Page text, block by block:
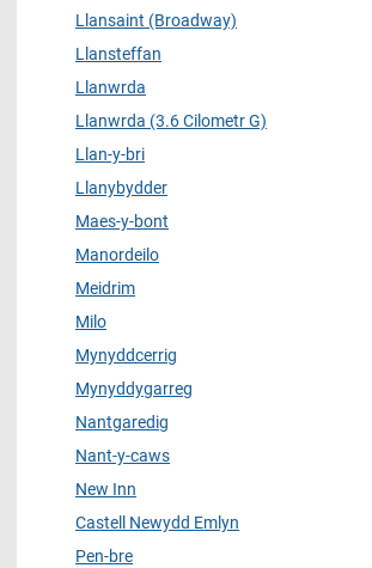
Llansaint (Broadway)
Llansteffan
Llanwrda
Llanwrda (3.6 Cilometr G)
Llan-y-bri
Llanybydder
Maes-y-bont
Manordeilo
Meidrim
Milo
Mynyddcerrig
Mynyddygarreg
Nantgaredig
Nant-y-caws
New Inn
Castell Newydd Emlyn
Pen-bre